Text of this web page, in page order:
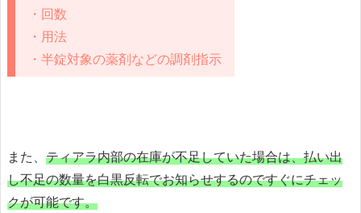
・回数
・用法
・半錠対象の薬剤などの調剤指示
また、 ティアラ内部の在庫が不足していた場合は、払い出
し不足の数量を白黒反転でお知らせするのですぐにチェッ
クが可能です。